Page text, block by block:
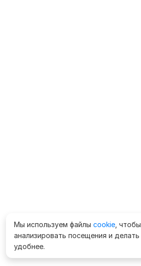
Мы используем файлы cookie , чтобы
анализировать посещения и делать
удобнее.